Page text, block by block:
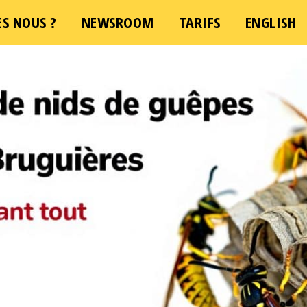
NOUS ? NEWSROOM TARIFS ENGLISH
demande d'intervention – Une question ?Cliquez